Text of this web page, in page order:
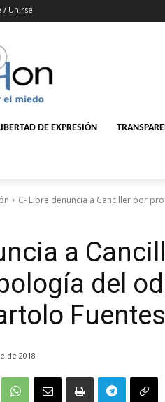
/ Unirse
DE EXPRESIÓN
C- Libre denuncia a Canciller por
a
del
Fuentes
de 2018